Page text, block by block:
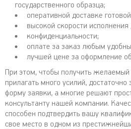
государственного образца;
оперативной доставке
высокой скорости исполнения
конфиденциальности;
оплате за заказ любым
лучшей цене за оформление
При этом, чтобы получить
прилагать много усилий,
форму заявки, а многие решают
консультанту нашей компании.
способен подтвердить вашу
свое место в одном из